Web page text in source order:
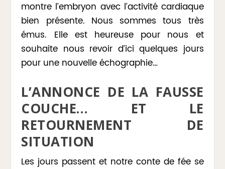
montre l’embryon avec l’activité cardiaque
bien présente. Nous sommes tous très
émus. Elle est heureuse pour nous et
souhaite nous revoir d’ici quelques jours
pour une nouvelle échographie…
L’ANNONCE DE LA FAUSSE
COUCHE… ET LE
RETOURNEMENT DE
SITUATION
Les jours passent et notre conte de fée se